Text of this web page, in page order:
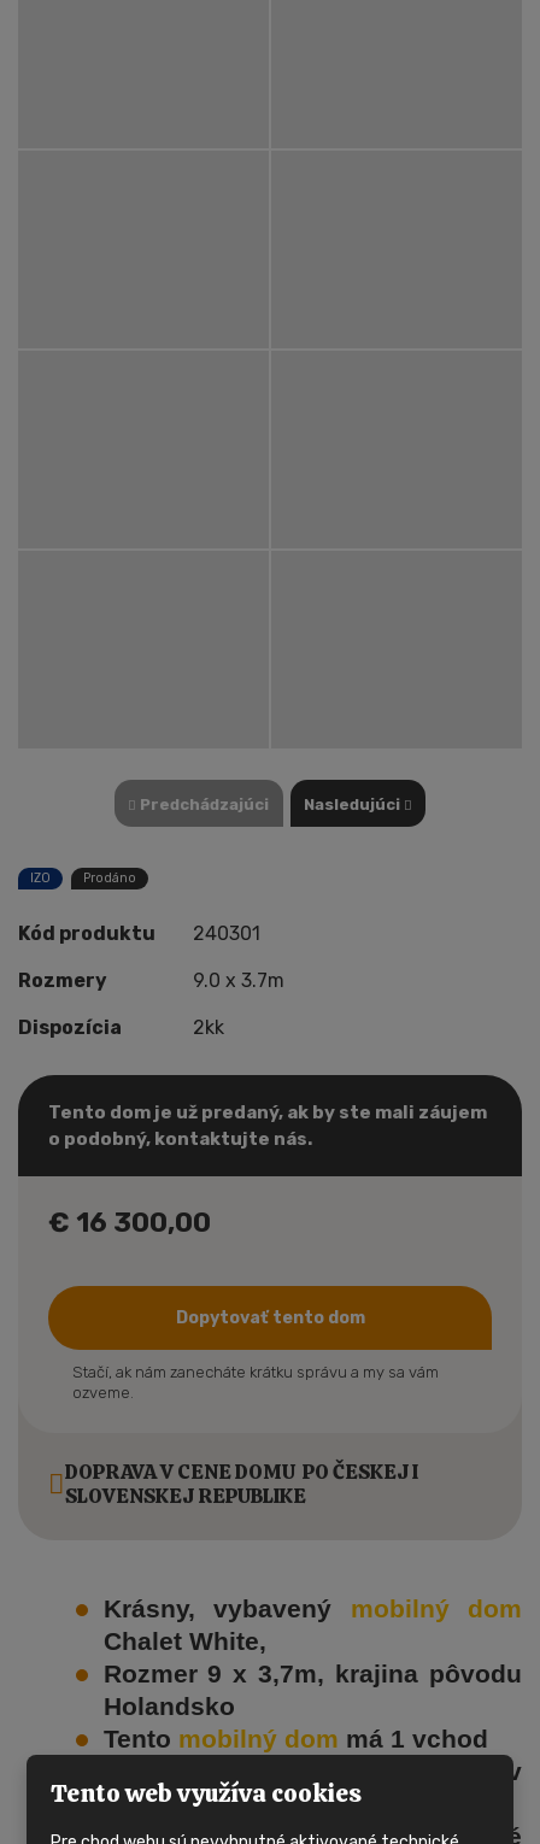
Predchádzajúci Nasledujúci
IZO Prodáno
Kód produktu 240301
Rozmery 9.0 x 3.7m
Dispozícia 2kk
Tento dom je už predaný, ak by ste mali záujem
o podobný, kontaktujte nás.
€ 16 300,00
Dopytovať tento dom
Stačí, ak nám zanecháte krátku správu a my sa vám
ozveme.
DOPRAVA V CENE DOMU PO ČESKEJ I
SLOVENSKEJ REPUBLIKE
Krásny, vybavený mobilný dom
Chalet White,
Rozmer 9 x 3,7m, krajina pôvodu
Holandsko
Tento mobilný dom má 1 vchod
Plastové okná s dvojsklami v
celom dome
Mobilný domnemá inštalované
Tento web využíva cookies